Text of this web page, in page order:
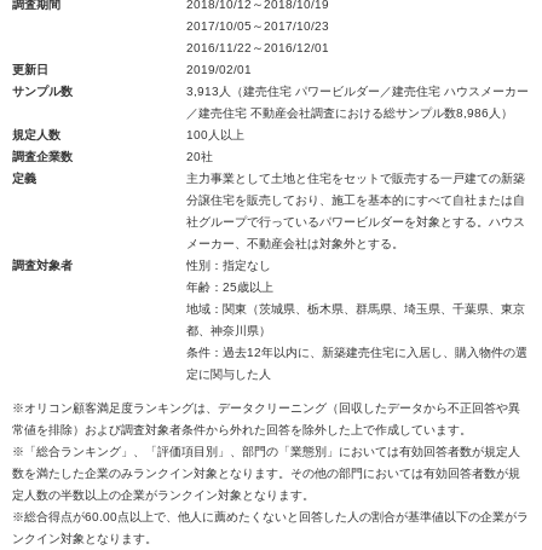
調査期間
2018/10/12～2018/10/19
2017/10/05～2017/10/23
2016/11/22～2016/12/01
更新日
2019/02/01
サンプル数
3,913人（建売住宅 パワービルダー／建売住宅 ハウスメーカー
／建売住宅 不動産会社調査における総サンプル数8,986人）
規定人数
100人以上
調査企業数
20社
定義
主力事業として土地と住宅をセットで販売する一戸建ての新築
分譲住宅を販売しており、施工を基本的にすべて自社または自
社グループで行っているパワービルダーを対象とする。ハウス
メーカー、不動産会社は対象外とする。
調査対象者
性別：指定なし
年齢：25歳以上
地域：関東（茨城県、栃木県、群馬県、埼玉県、千葉県、東京
都、神奈川県）
条件：過去12年以内に、新築建売住宅に入居し、購入物件の選
定に関与した人
※オリコン顧客満足度ランキングは、データクリーニング（回収したデータから不正回答や異
常値を排除）および調査対象者条件から外れた回答を除外した上で作成しています。
※「総合ランキング」、「評価項目別」、部門の「業態別」においては有効回答者数が規定人
数を満たした企業のみランクイン対象となります。その他の部門においては有効回答者数が規
定人数の半数以上の企業がランクイン対象となります。
※総合得点が60.00点以上で、他人に薦めたくないと回答した人の割合が基準値以下の企業がラ
ンクイン対象となります。